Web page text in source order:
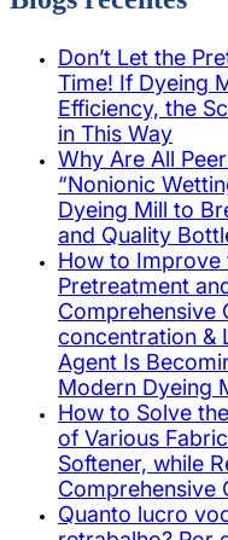
Don’t Let the
Time! If Dyeing
Efficiency, the
in This Way
Why Are All
“Nonionic
Dyeing Mill to
and Quality
How to Improve
Pretreatment
Comprehensive
concentration &
Agent Is
Modern Dyeing
How to Solve
of Various
Softener, while
Comprehensive
Quanto lucro